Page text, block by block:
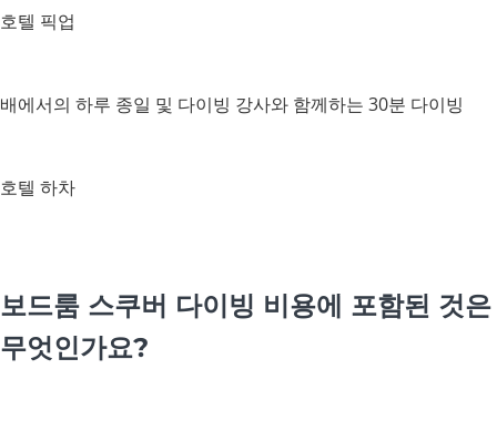
호텔 픽업
배에서의 하루 종일 및 다이빙 강사와 함께하는 30분 다이빙
호텔 하차
보드룸 스쿠버 다이빙 비용에 포함된 것은
무엇인가요?